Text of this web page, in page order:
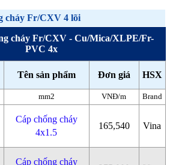
cháy Fr/CXV 4 lõi
cháy Fr/CXV - Cu/Mica/XLPE/Fr-
PVC 4x
Tên sản phẩm Đơn giá HSX
mm2 VNĐ/m Brand
Cáp chống cháy
4x1.5
165,540 Vina
Cáp chống cháy